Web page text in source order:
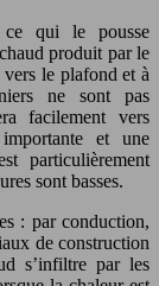
qui le pousse
produit par le
le plafond et à
ne sont pas
facilement vers
et une
particulièrement
sont basses.
: par conduction,
de construction
s’infiltre par les